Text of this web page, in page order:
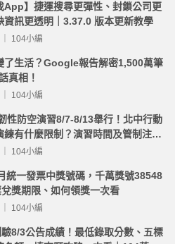
App】捷運搜尋更彈性、封鎖公司更
資訊更透明｜3.37.0 版本更新教學
104小編
了生活？Google報告解密1,500萬筆
真相！
104小編
性防空演習8/7-8/13舉行！北中行動
練有什麼限制？演習時間及管制注意
104小編
統一發票中獎號碼，千萬獎號38548
獎期限、如何領獎一次看
104小編
8/3公告成績！最低錄取分數、五標